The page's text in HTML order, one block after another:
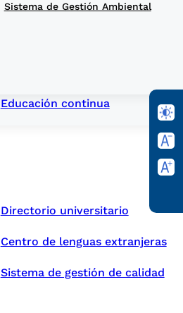
Sistema de Gestión Ambiental
Educación continua
Directorio universitario
Centro de lenguas extranjeras
Sistema de gestión de calidad